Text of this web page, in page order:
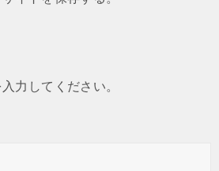
力してください。